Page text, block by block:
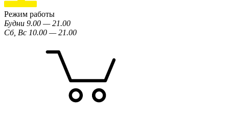
Режим работы
Будни 9.00 — 21.00
Сб, Вс 10.00 — 21.00